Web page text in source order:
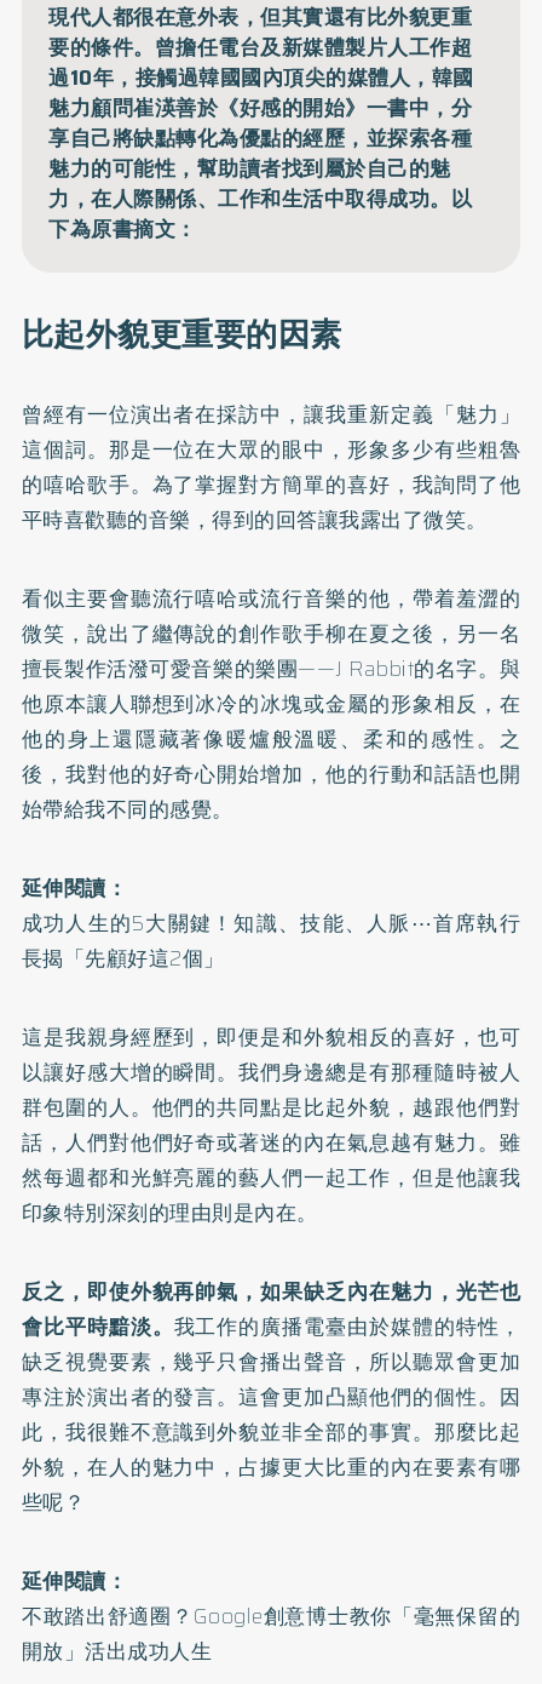
現代人都很在意外表，但其實還有比外貌更重
要的條件。曾擔任電台及新媒體製片人工作超
過10年，接觸過韓國國內頂尖的媒體人，韓國
魅力顧問崔渶善於《好感的開始》一書中，分
享自己將缺點轉化為優點的經歷，並探索各種
魅力的可能性，幫助讀者找到屬於自己的魅
力，在人際關係、工作和生活中取得成功。以
下為原書摘文：
比起外貌更重要的因素
曾經有一位演出者在採訪中，讓我重新定義「魅力」
這個詞。那是一位在大眾的眼中，形象多少有些粗魯
的嘻哈歌手。為了掌握對方簡單的喜好，我詢問了他
平時喜歡聽的音樂，得到的回答讓我露出了微笑。
看似主要會聽流行嘻哈或流行音樂的他，帶着羞澀的
微笑，說出了繼傳說的創作歌手柳在夏之後，另一名
擅長製作活潑可愛音樂的樂團——J Rabbit的名字。與
他原本讓人聯想到冰冷的冰塊或金屬的形象相反，在
他的身上還隱藏著像暖爐般溫暖、柔和的感性。之
後，我對他的好奇心開始增加，他的行動和話語也開
始帶給我不同的感覺。
延伸閱讀：
成功人生的5大關鍵！知識、技能、人脈⋯首席執行
長揭「先顧好這2個」
這是我親身經歷到，即便是和外貌相反的喜好，也可
以讓好感大增的瞬間。我們身邊總是有那種隨時被人
群包圍的人。他們的共同點是比起外貌，越跟他們對
話，人們對他們好奇或著迷的內在氣息越有魅力。雖
然每週都和光鮮亮麗的藝人們一起工作，但是他讓我
印象特別深刻的理由則是內在。
反之，即使外貌再帥氣，如果缺乏內在魅力，光芒也
會比平時黯淡。 我工作的廣播電臺由於媒體的特性，
缺乏視覺要素，幾乎只會播出聲音，所以聽眾會更加
專注於演出者的發言。這會更加凸顯他們的個性。因
此，我很難不意識到外貌並非全部的事實。那麼比起
外貌，在人的魅力中，占據更大比重的內在要素有哪
些呢？
延伸閱讀：
不敢踏出舒適圈？Google創意博士教你「毫無保留的
開放」活出成功人生